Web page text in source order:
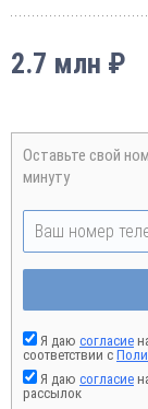
2.7 млн ₽
Оставьте свой
минуту
Я даю согласие
соответствии с
Я даю согласие
рассылок